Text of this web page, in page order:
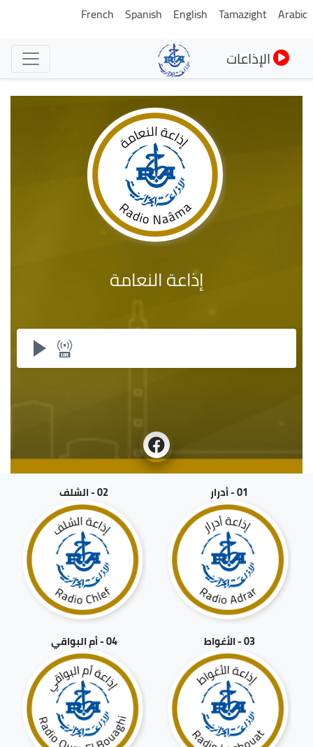
تجاوز
Arabic
Tamazight
English
Spanish
French
الإذاعات
إذاعة النعامة
01 - أدرار 02 - الشلف
03 - الأغواط 04 - أم البواقي